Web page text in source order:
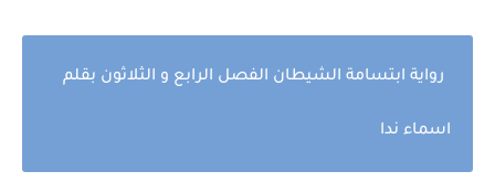
رواية ابتسامة الشيطان الفصل الرابع و الثلاثون بقلم
اسماء ندا